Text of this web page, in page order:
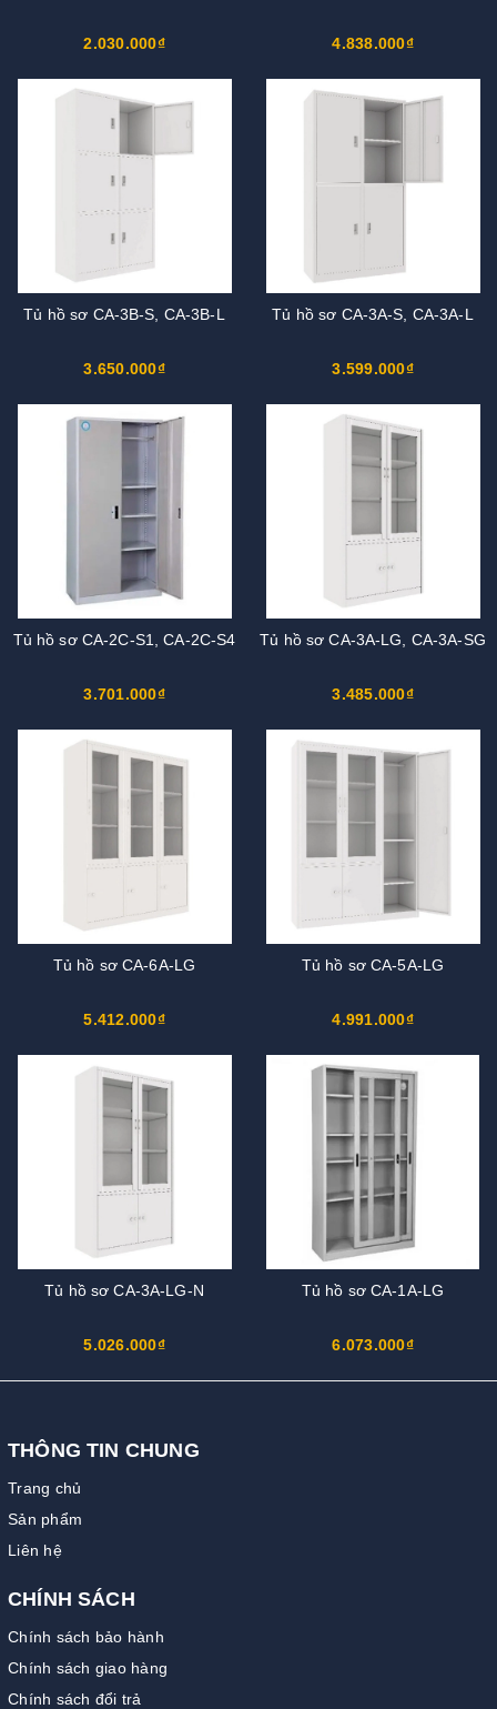
2.030.000₫ 4.838.000₫
Tủ hồ sơ CA-3B-S, CA-3B-L
3.650.000₫
Tủ hồ sơ CA-3A-S, CA-3A-L
3.599.000₫
Tủ hồ sơ CA-2C-S1, CA-2C-S4
3.701.000₫
Tủ hồ sơ CA-3A-LG, CA-3A-SG
3.485.000₫
Tủ hồ sơ CA-6A-LG
5.412.000₫
Tủ hồ sơ CA-5A-LG
4.991.000₫
Tủ hồ sơ CA-3A-LG-N
5.026.000₫
Tủ hồ sơ CA-1A-LG
6.073.000₫
THÔNG TIN CHUNG
Trang chủ
Sản phẩm
Liên hệ
CHÍNH SÁCH
Chính sách bảo hành
Chính sách giao hàng
Chính sách đổi trả